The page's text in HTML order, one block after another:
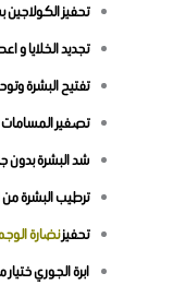
تحفيز
تجديد الخلايا و
تفتيح البشرة
تصغير
شد البشرة بدون
ترطيب البشرة
تحفيزنضارة
ابرة الجوري